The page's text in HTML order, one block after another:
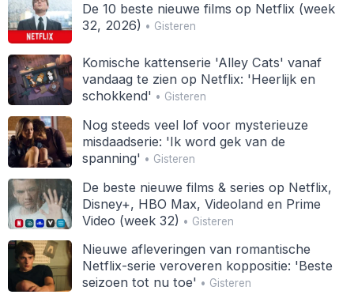
De 10 beste nieuwe films op Netflix (week
32, 2026) • Gisteren
Komische kattenserie 'Alley Cats' vanaf
vandaag te zien op Netflix: 'Heerlijk en
schokkend' • Gisteren
Nog steeds veel lof voor mysterieuze
misdaadserie: 'Ik word gek van de
spanning' • Gisteren
De beste nieuwe films & series op Netflix,
Disney+, HBO Max, Videoland en Prime
Video (week 32) • Gisteren
Nieuwe afleveringen van romantische
Netflix-serie veroveren koppositie: 'Beste
seizoen tot nu toe' • Gisteren